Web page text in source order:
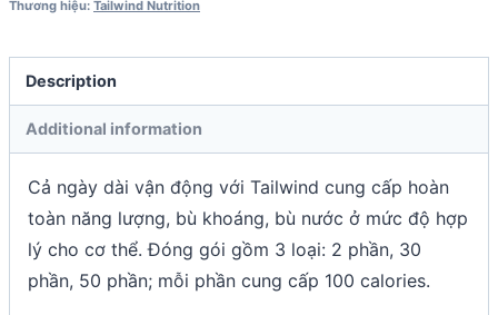
Thương hiệu: Tailwind Nutrition
Description
Additional information
Cả ngày dài vận động với Tailwind cung cấp hoàn
toàn năng lượng, bù khoáng, bù nước ở mức độ hợp
lý cho cơ thể. Đóng gói gồm 3 loại: 2 phần, 30
phần, 50 phần; mỗi phần cung cấp 100 calories.